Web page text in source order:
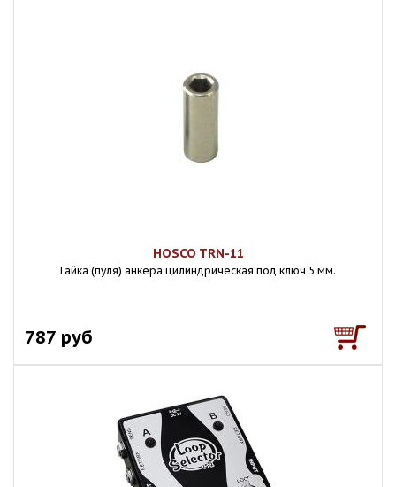
HOSCO TRN-11
Гайка (пуля) анкера цилиндрическая под ключ 5 мм.
787 руб